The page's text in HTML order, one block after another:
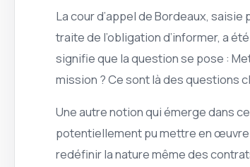
La cour d’appel de Bordeaux,
traite de l’obligation d’informer, a
signifie que la question se pose :
mission ? Ce sont là des questions
Une autre notion qui émerge dans
potentiellement pu mettre en
redéfinir la nature même des